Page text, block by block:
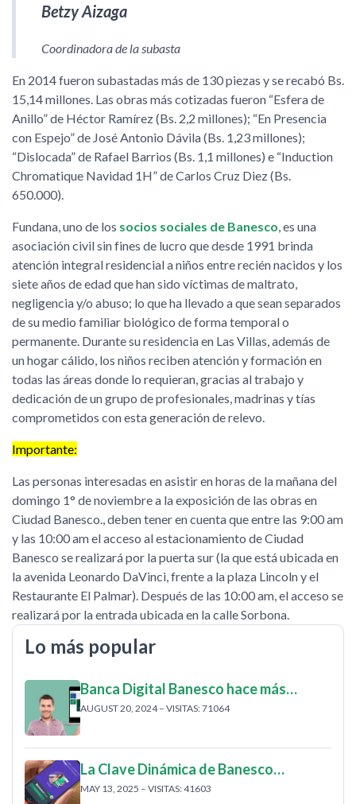
Betzy Aizaga
Coordinadora de la subasta
En 2014 fueron subastadas más de 130 piezas y se recabó Bs.
15,14 millones. Las obras más cotizadas fueron “Esfera de
Anillo” de Héctor Ramírez (Bs. 2,2 millones); “En Presencia
con Espejo” de José Antonio Dávila (Bs. 1,23 millones);
“Dislocada” de Rafael Barrios (Bs. 1,1 millones) e “Induction
Chromatique Navidad 1H” de Carlos Cruz Diez (Bs.
650.000).
Fundana, uno de los socios sociales de Banesco , es una
asociación civil sin fines de lucro que desde 1991 brinda
atención integral residencial a niños entre recién nacidos y los
siete años de edad que han sido víctimas de maltrato,
negligencia y/o abuso; lo que ha llevado a que sean separados
de su medio familiar biológico de forma temporal o
permanente. Durante su residencia en Las Villas, además de
un hogar cálido, los niños reciben atención y formación en
todas las áreas donde lo requieran, gracias al trabajo y
dedicación de un grupo de profesionales, madrinas y tías
comprometidos con esta generación de relevo.
Importante:
Las personas interesadas en asistir en horas de la mañana del
domingo 1° de noviembre a la exposición de las obras en
Ciudad Banesco., deben tener en cuenta que entre las 9:00 am
y las 10:00 am el acceso al estacionamiento de Ciudad
Banesco se realizará por la puerta sur (la que está ubicada en
la avenida Leonardo DaVinci, frente a la plaza Lincoln y el
Restaurante El Palmar). Después de las 10:00 am, el acceso se
realizará por la entrada ubicada en la calle Sorbona.
Lo más popular
Banca Digital Banesco hace más…
AUGUST 20, 2024 – VISITAS: 71064
La Clave Dinámica de Banesco…
MAY 13, 2025 – VISITAS: 41603